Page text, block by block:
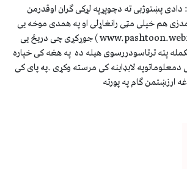
دادی پښتوژبی ته دچوپړپه لړکی ګران اوقدرمن
هم خپلی مټی رانغاړلی او په همدی موخه یی
یوویبلاګ (www.pashtoon.webnode.com ) جوړکړی چی دریځ یی
پته ترتاسودررسوی هیله ده په هغه کی خپاره
لابډاینه کی مرسته وکړی .په پای کی
ارزښتمن ګام په پورته